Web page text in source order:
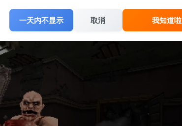
一天内不显示 取消 我知道啦